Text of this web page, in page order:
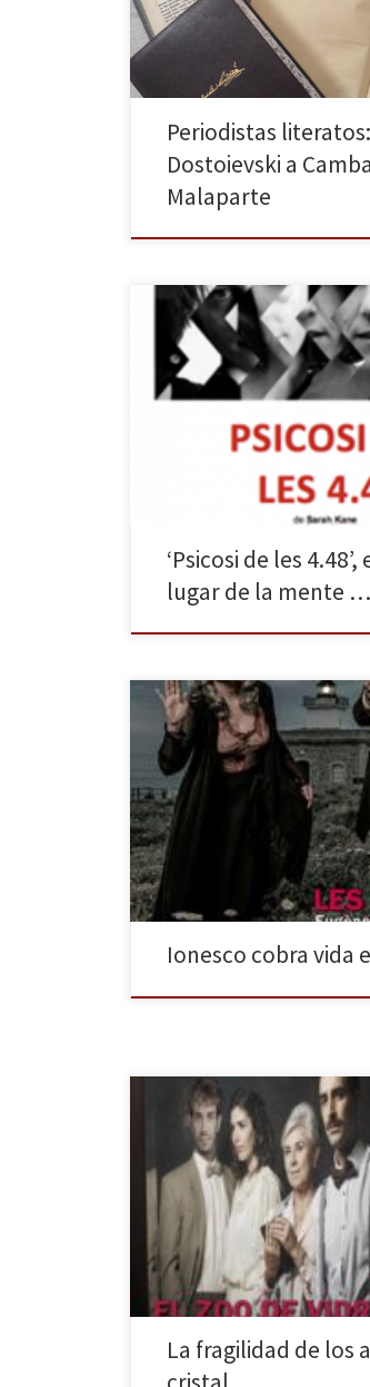
Periodistas
Dostoievski a
Malaparte
La Sala Beckett recupera, del 1
montaje de Psicosi de les 4.48,
dirigido por Moisès Maicas e
2016. La Beckett lo incluye en su
‘Psicosi de les
lugar de la mente …
Se estrenó en el prestigioso
de Girona, donde las
tanto nacional como
pueden ver sólo durante un día o
De modo que es una suerte que
verse ahora en el […]
Ionesco cobra vida
El Teatre Akadèmia recupera
emblemáticos de Tennessee
La obra, de contenido
familia Wingfield, formada por
gobierna la casa, Amanda; una
enfermiza, Laura; y un hijo, Tom,
[…]
La fragilidad de los